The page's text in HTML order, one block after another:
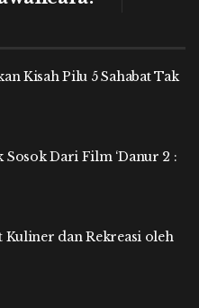
Kisah Pilu 5 Sahabat Tak
Sosok Dari Film ‘Danur 2 :
Kuliner dan Rekreasi oleh